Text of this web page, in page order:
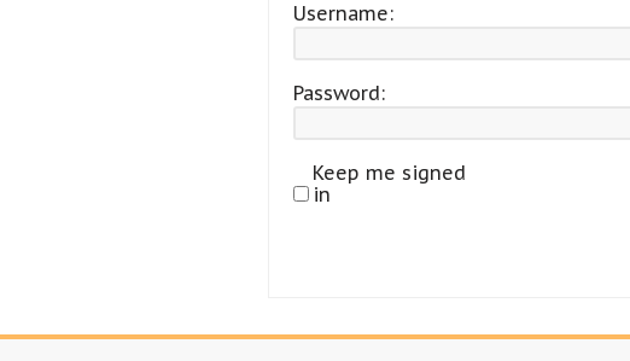
Username:
Password:
Keep me signed
in